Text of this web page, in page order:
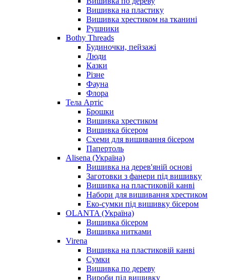
Вишивка на пластику
Вишивка хрестиком на тканині
Рушники
Bothy Threads
Будиночки, пейзажі
Люди
Казки
Різне
Фауна
Флора
Тела Артіс
Брошки
Вишивка хрестиком
Вишивка бісером
Схеми для вишивання бісером
Папертоль
Alisena (Україна)
Вишивка на дерев'яній основі
Заготовки з фанери під вишивку
Вишивка на пластиковій канві
Набори для вишивання хрестиком
Еко-сумки під вишивку бісером
OLANTA (Україна)
Вишивка бісером
Вишивка нитками
Virena
Вишивка на пластиковій канві
Сумки
Вишивка по дереву
Вироби під вишивку